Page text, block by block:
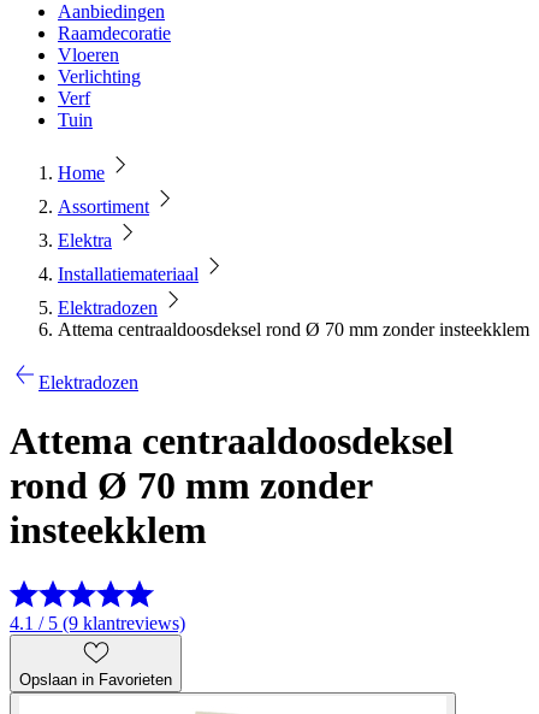
Aanbiedingen
Raamdecoratie
Vloeren
Verlichting
Verf
Tuin
Home
Assortiment
Elektra
Installatiemateriaal
Elektradozen
Attema centraaldoosdeksel rond Ø 70 mm zonder insteekklem
Elektradozen
Attema centraaldoosdeksel
rond Ø 70 mm zonder
insteekklem
4.1 / 5 (9 klantreviews)
Opslaan in Favorieten